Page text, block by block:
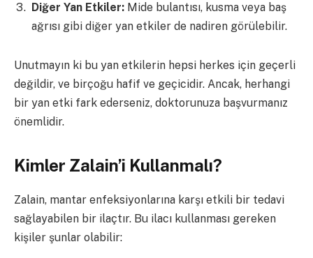
Diğer Yan Etkiler: Mide bulantısı, kusma veya baş
ağrısı gibi diğer yan etkiler de nadiren görülebilir.
Unutmayın ki bu yan etkilerin hepsi herkes için geçerli
değildir, ve birçoğu hafif ve geçicidir. Ancak, herhangi
bir yan etki fark ederseniz, doktorunuza başvurmanız
önemlidir.
Kimler Zalain’i Kullanmalı?
Zalain, mantar enfeksiyonlarına karşı etkili bir tedavi
sağlayabilen bir ilaçtır. Bu ilacı kullanması gereken
kişiler şunlar olabilir: